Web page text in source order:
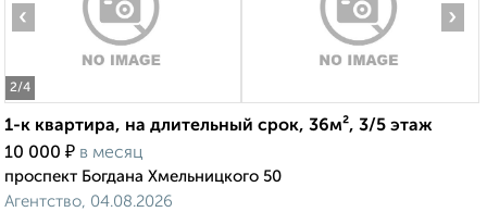
2/4
‹ ›
1-к квартира, на длительный срок, 36м², 3/5 этаж
10 000 ₽ в месяц
проспект Богдана Хмельницкого 50
Агентство, 04.08.2026